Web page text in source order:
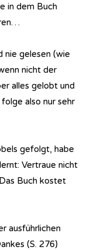
in dem Buch
nie gelesen (wie
nicht der
alles gelobt und
also nur sehr
gefolgt, habe
Vertraue nicht
Buch kostet
ausführlichen
(S. 276)